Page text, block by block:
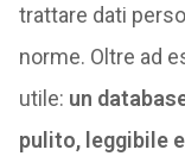
trattare dati
norme. Oltre ad
utile: un
pulito, leggibile